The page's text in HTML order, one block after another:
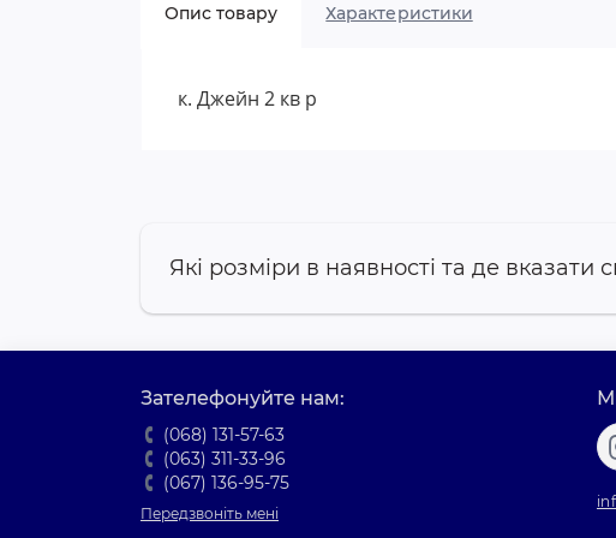
Опис товару Характеристики
к. Джейн 2 кв р
Які розміри в наявності та де вказати
Зателефонуйте нам:
(068) 131-57-63
(063) 311-33-96
(067) 136-95-75
Передзвоніть мені